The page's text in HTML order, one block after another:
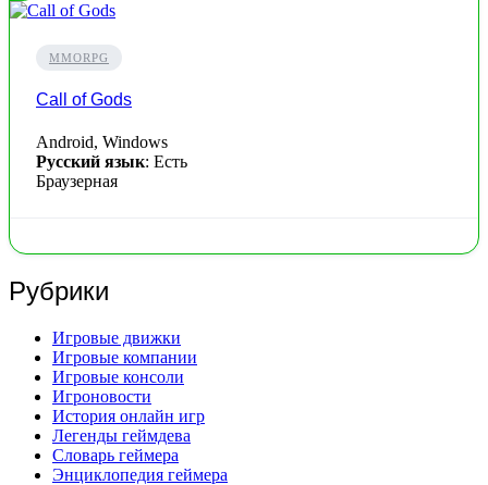
MMORPG
Call of Gods
Android, Windows
Русский язык: Есть
Браузерная
Рубрики
Игровые движки
Игровые компании
Игровые консоли
Игроновости
История онлайн игр
Легенды геймдева
Словарь геймера
Энциклопедия геймера